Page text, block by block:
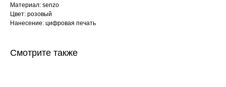
Материал: senzo
Цвет: розовый
Нанесение: цифровая печать
Смотрите также